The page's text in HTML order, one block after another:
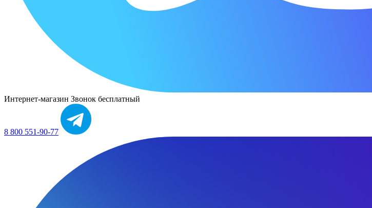
Интернет-магазин Звонок бесплатный
8 800 551-90-77